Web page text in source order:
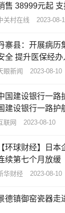
售 38999元起
关村在线 2023-08-
寨县：开展病历
全 提升医保经
眼新闻 2023-08-10
国建设银行一路
建设银行一路护
联网 2023-08-10
【环球财经】日
续第七个月放缓
华财经 2023-08-10
德镇御窑瓷器走